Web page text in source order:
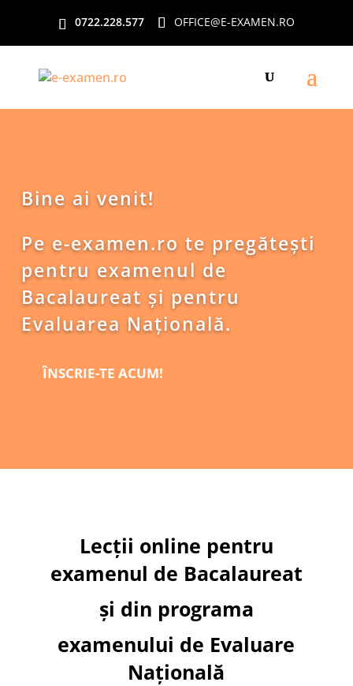
0722.228.577 OFFICE@E-EXAMEN.RO
Bine ai venit!
Pe e-examen.ro te pregătești
pentru examenul de
Bacalaureat și pentru
Evaluarea Națională.
ÎNSCRIE-TE ACUM!
Lecții online pentru
examenul de Bacalaureat
și din programa
examenului de Evaluare
Națională